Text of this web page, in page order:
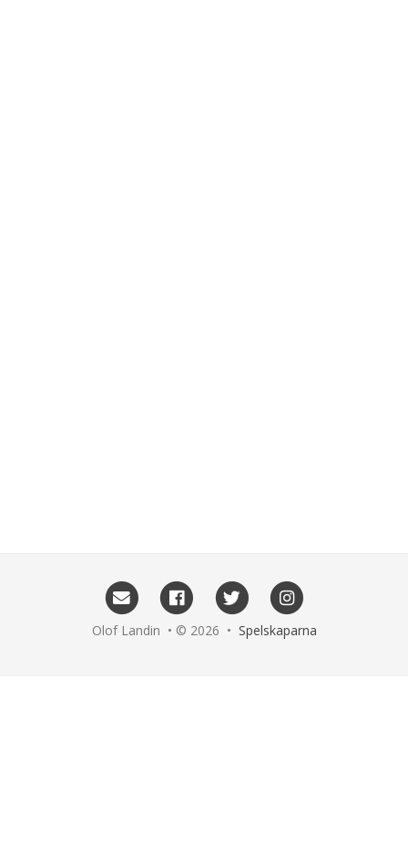
Olof Landin • © 2026 • Spelskaparna